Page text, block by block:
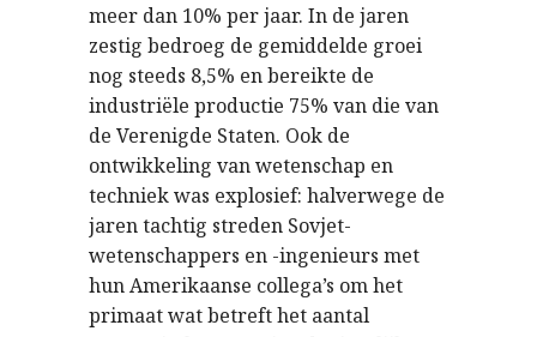
meer dan 10% per jaar. In de jaren
zestig bedroeg de gemiddelde groei
nog steeds 8,5% en bereikte de
industriële productie 75% van die van
de Verenigde Staten. Ook de
ontwikkeling van wetenschap en
techniek was explosief: halverwege de
jaren tachtig streden Sovjet-
wetenschappers en -ingenieurs met
hun Amerikaanse collega’s om het
primaat wat betreft het aantal